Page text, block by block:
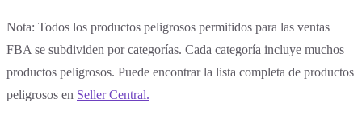
Nota: Todos los productos peligrosos permitidos para las ventas
FBA se subdividen por categorías. Cada categoría incluye muchos
productos peligrosos. Puede encontrar la lista completa de productos
peligrosos en Seller Central.